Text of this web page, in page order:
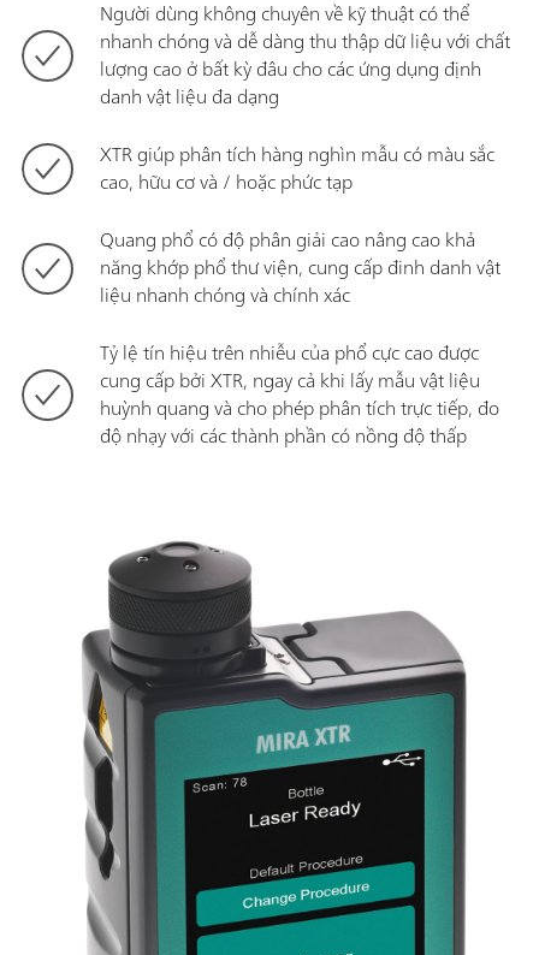
Người dùng không chuyên về kỹ thuật có thể
nhanh chóng và dễ dàng thu thập dữ liệu với chất
lượng cao ở bất kỳ đâu cho các ứng dụng định
danh vật liệu đa dạng
XTR giúp phân tích hàng nghìn mẫu có màu sắc
cao, hữu cơ và / hoặc phức tạp
Quang phổ có độ phân giải cao nâng cao khả
năng khớp phổ thư viện, cung cấp đinh danh vật
liệu nhanh chóng và chính xác
Tỷ lệ tín hiệu trên nhiễu của phổ cực cao được
cung cấp bởi XTR, ngay cả khi lấy mẫu vật liệu
huỳnh quang và cho phép phân tích trực tiếp, đo
độ nhạy với các thành phần có nồng độ thấp